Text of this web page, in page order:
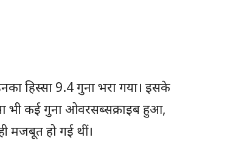
हिस्सा 9.4 गुना भरा गया। इसके
भी कई गुना ओवरसब्सक्राइब हुआ,
मजबूत हो गई थीं।